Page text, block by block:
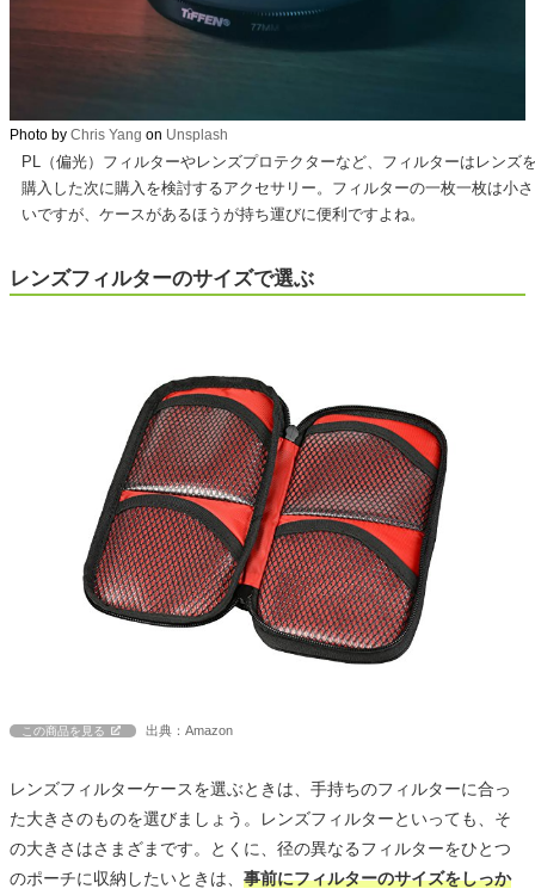
Photo by Chris Yang on Unsplash
PL（偏光）フィルターやレンズプロテクターなど、フィルターはレンズ
購入した次に購入を検討するアクセサリー。フィルターの一枚一枚は小さ
いですが、ケースがあるほうが持ち運びに便利ですよね。
レンズフィルターのサイズで選ぶ
この商品を見る 出典：Amazon
レンズフィルターケースを選ぶときは、手持ちのフィルターに合っ
た大きさのものを選びましょう。レンズフィルターといっても、そ
の大きさはさまざまです。とくに、径の異なるフィルターをひとつ
のポーチに収納したいときは、 事前にフィルターのサイズをしっか